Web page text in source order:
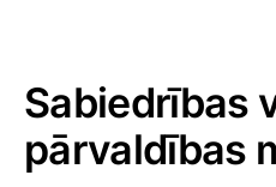
Sabiedrības
pārvaldības